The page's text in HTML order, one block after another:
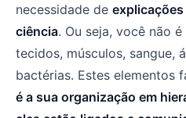
necessidade de
ciência. Ou seja, você não
tecidos, músculos, sangue,
bactérias. Estes elementos
é a sua organização em